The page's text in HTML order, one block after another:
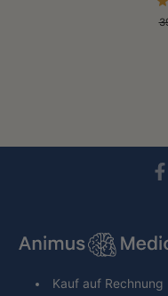
Kauf auf Rechnung